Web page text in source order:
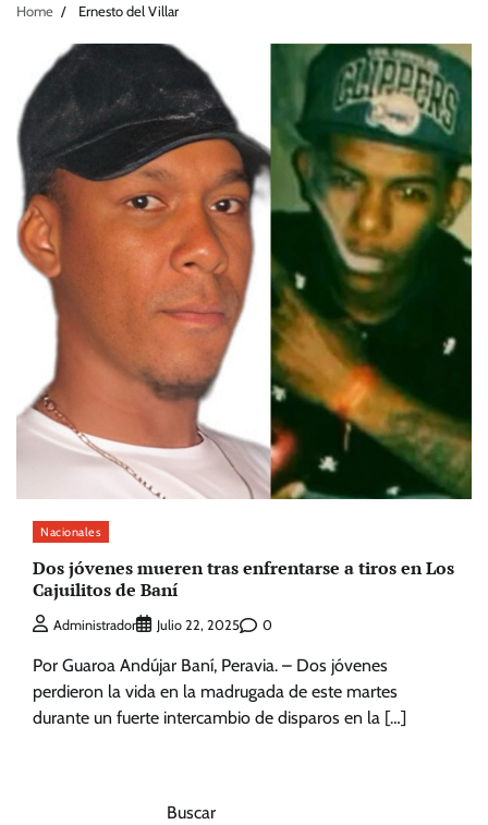
Home Ernesto del Villar
Nacionales
Dos jóvenes mueren tras enfrentarse a tiros en Los
Cajuilitos de Baní
Administrador Julio 22, 2025 0
Por Guaroa Andújar Baní, Peravia. – Dos jóvenes
perdieron la vida en la madrugada de este martes
durante un fuerte intercambio de disparos en la […]
Buscar